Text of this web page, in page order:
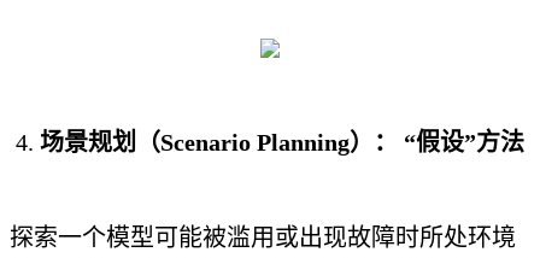
4. 场景规划（Scenario Planning）： “假设”方法
探索一个模型可能被滥用或出现故障时所处环境